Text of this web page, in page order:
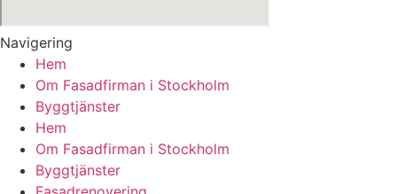
Navigering
Hem
Om Fasadfirman i Stockholm
Byggtjänster
Hem
Om Fasadfirman i Stockholm
Byggtjänster